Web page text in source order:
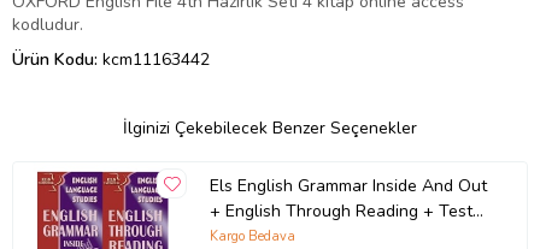
kodludur.
Ürün Kodu: kcm11163442
İlginizi Çekebilecek Benzer Seçenekler
Els English Grammar Inside And Out
+ English Through Reading + Test
Your Vocabulary
Kargo Bedava